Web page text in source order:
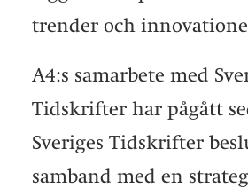
trender och
A4:s samarbete med
Tidskrifter har pågått
Sveriges Tidskrifter
samband med en